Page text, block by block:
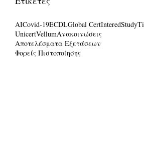
AICovid-19ECDLGlobal CertInteredStudy
UnicertVellumΑνακοινώσεις
Αποτελέσματα Εξετάσεων
Φορείς Πιστοποίησης